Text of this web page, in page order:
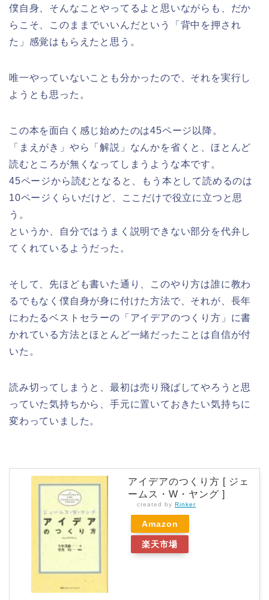
僕自身、そんなことやってるよと思いながらも、だか
らこそ、このままでいいんだという「背中を押され
た」感覚はもらえたと思う。
唯一やっていないことも分かったので、それを実行し
ようとも思った。
この本を面白く感じ始めたのは45ページ以降。
「まえがき」やら「解説」なんかを省くと、ほとんど
読むところが無くなってしまうような本です。
45ページから読むとなると、もう本として読めるのは
10ページくらいだけど、ここだけで役立に立つと思
う。
というか、自分ではうまく説明できない部分を代弁し
てくれているようだった。
そして、先ほども書いた通り、このやり方は誰に教わ
るでもなく僕自身が身に付けた方法で、それが、長年
にわたるベストセラーの「アイデアのつくり方」に書
かれている方法とほとんど一緒だったことは自信が付
いた。
読み切ってしまうと、最初は売り飛ばしてやろうと思
っていた気持ちから、手元に置いておきたい気持ちに
変わっていました。
アイデアのつくり方 [ ジェ
ームス・W・ヤング ]
created by Rinker
Amazon
楽天市場